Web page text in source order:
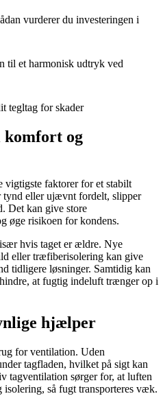
vurderer du investeringen i
til et harmonisk udtryk ved
tegltag for skader
komfort og
vigtigste faktorer for et stabilt
eller ujævnt fordelt, slipper
Det kan give store
øge risikoen for kondens.
hvis taget er ældre. Nye
eller træfiberisolering kan give
tidligere løsninger. Samtidig kan
at fugtig indeluft trænger op i
hjælper
for ventilation. Uden
tagfladen, hvilket på sigt kan
tagventilation sørger for, at luften
så fugt transporteres væk.